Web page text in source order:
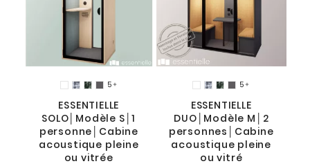
5 
ESSENTIELLE
SOLO│Modèle S│1
personne│Cabine
acoustique pleine
ou vitrée
5 
ESSENTIELLE
DUO│Modèle M│2
personnes│Cabine
acoustique pleine
ou vitré